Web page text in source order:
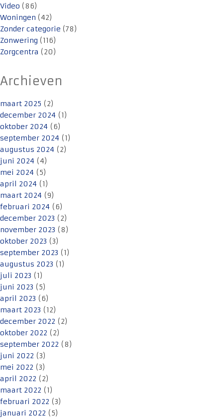
Video (86)
Woningen (42)
Zonder categorie (78)
Zonwering (116)
Zorgcentra (20)
Archieven
maart 2025 (2)
december 2024 (1)
oktober 2024 (6)
september 2024 (1)
augustus 2024 (2)
juni 2024 (4)
mei 2024 (5)
april 2024 (1)
maart 2024 (9)
februari 2024 (6)
december 2023 (2)
november 2023 (8)
oktober 2023 (3)
september 2023 (1)
augustus 2023 (1)
juli 2023 (1)
juni 2023 (5)
april 2023 (6)
maart 2023 (12)
december 2022 (2)
oktober 2022 (2)
september 2022 (8)
juni 2022 (3)
mei 2022 (3)
april 2022 (2)
maart 2022 (1)
februari 2022 (3)
januari 2022 (5)